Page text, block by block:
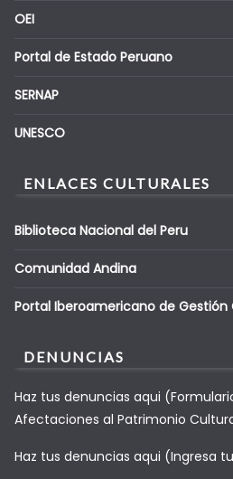
OEI
Portal de Estado Peruano
SERNAP
UNESCO
ENLACES CULTURALES
Biblioteca Nacional del Peru
Comunidad Andina
Portal Iberoamericano de Gestión
DENUNCIAS
Haz tus denuncias aqui
Afectaciones al Patrimonio
Haz tus denuncias aqui (Ingresa